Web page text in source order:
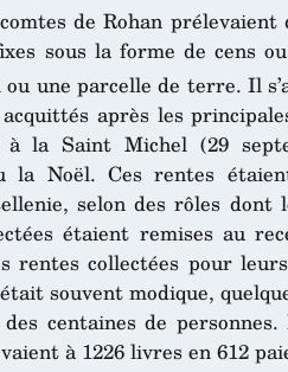
de Rohan prélevaient
sous la forme de cens
une parcelle de terre. Il
après les
à la Saint Michel (29
la Noël. Ces rentes
selon des rôles
étaient remises au
rentes collectées pour
souvent modique,
centaines de
à 1226 livres en 612